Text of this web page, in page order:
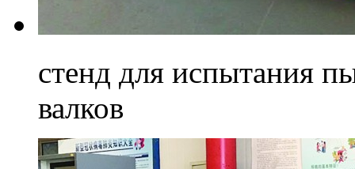
стенд для испытания
валков